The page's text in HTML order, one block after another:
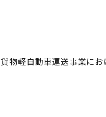
貨物軽自動車運送事業に